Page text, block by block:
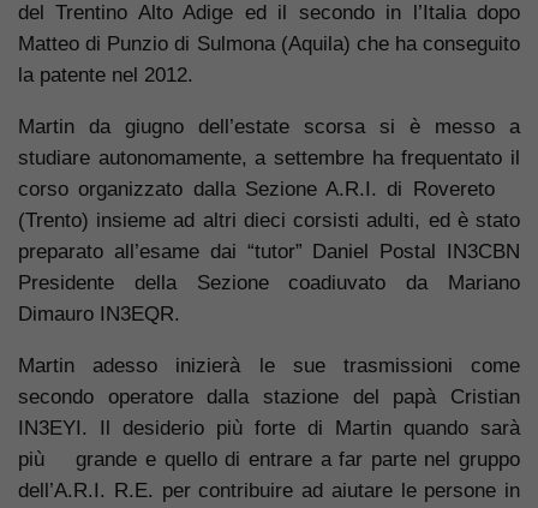
del Trentino Alto Adige ed il secondo in l’Italia dopo
Matteo di Punzio di Sulmona (Aquila) che ha conseguito
la patente nel 2012.
Martin da giugno dell’estate scorsa si è messo a
studiare autonomamente, a settembre ha frequentato il
corso organizzato dalla Sezione A.R.I. di Rovereto
(Trento) insieme ad altri dieci corsisti adulti, ed è stato
preparato all’esame dai “tutor” Daniel Postal IN3CBN
Presidente della Sezione coadiuvato da Mariano
Dimauro IN3EQR.
Martin adesso inizierà le sue trasmissioni come
secondo operatore dalla stazione del papà Cristian
IN3EYI. Il desiderio più forte di Martin quando sarà
più grande e quello di entrare a far parte nel gruppo
dell’A.R.I. R.E. per contribuire ad aiutare le persone in